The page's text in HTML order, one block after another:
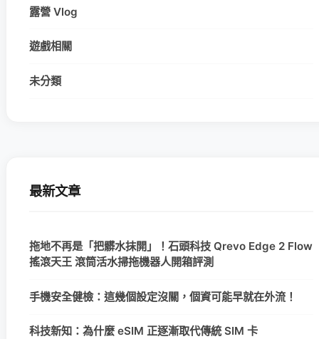
露營 Vlog
遊戲相關
未分類
最新文章
拖地不再是「把髒水抹開」！石頭科技 Qrevo Edge 2 Flow
搖滾天王 滾筒活水掃拖機器人開箱評測
手機安全健檢：這幾個設定沒關，個資可能早就在外流！
科技新知：為什麼 eSIM 正逐漸取代傳統 SIM 卡